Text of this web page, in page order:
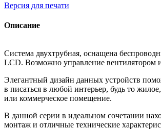
Версия для печати
Описание
Система двухтрубная, оснащена
LCD. Возможно управление вентилятором
Элегантный дизайн данных устройств
в писаться в любой интерьер, будь то
или коммерческое помещение.
В данной серии в идеальном сочетании
монтаж и отличные технические